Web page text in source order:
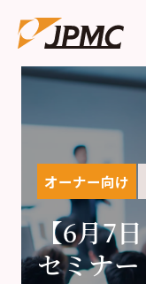
オーナー向け
【6月7
セミナー